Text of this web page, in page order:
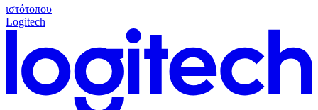
ιστότοπου
Logitech